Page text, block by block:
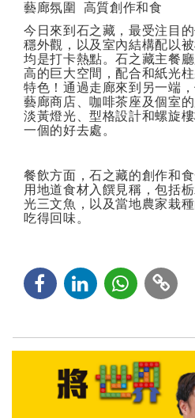
藝廊氛圍
高質創作和食
今日來到石之藏，最受注目
穩外觀，以及室內結構配以
均是打卡熱點。石之藏主餐
高的巨大空間，配合和紙光
特色！通過走廊來到另一端
藝廊商店、咖啡茶座及個室
淡黃燈光、型格設計和螺旋
一個的好去處。
餐飲方面，石之藏的創作和
用地道食材入饌見稱，包括
光三文魚，以及當地農家栽
吃得回味。